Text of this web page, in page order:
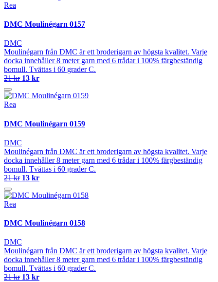
Rea
DMC Moulinégarn 0157
DMC
Moulinégarn från DMC är ett broderigarn av högsta kvalitet. Varje
docka innehåller 8 meter garn med 6 trådar i 100% färgbeständig
bomull. Tvättas i 60 grader C.
21 kr 13 kr
Rea
DMC Moulinégarn 0159
DMC
Moulinégarn från DMC är ett broderigarn av högsta kvalitet. Varje
docka innehåller 8 meter garn med 6 trådar i 100% färgbeständig
bomull. Tvättas i 60 grader C.
21 kr 13 kr
Rea
DMC Moulinégarn 0158
DMC
Moulinégarn från DMC är ett broderigarn av högsta kvalitet. Varje
docka innehåller 8 meter garn med 6 trådar i 100% färgbeständig
bomull. Tvättas i 60 grader C.
21 kr 13 kr